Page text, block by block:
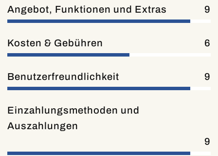
Angebot, Funktionen und Extras 9
Kosten & Gebühren 6
Benutzerfreundlichkeit 9
Einzahlungsmethoden und
Auszahlungen
9